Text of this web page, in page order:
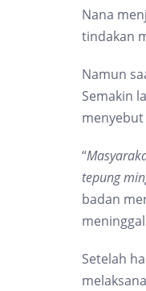
Nana
tindakan
Namun
Semakin
“
tepung
badan
Setelah